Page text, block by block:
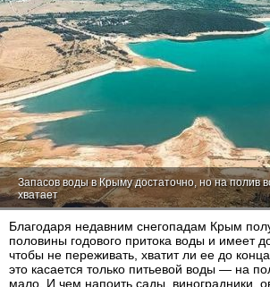
Запасов воды в Крыму достаточно, но на полив
хватает
Благодаря недавним снегопадам Крым
половины годового притока воды и имеет
чтобы не переживать, хватит ли ее до
это касается только питьевой воды — на
мало. И чем напоить сады, виноградники,